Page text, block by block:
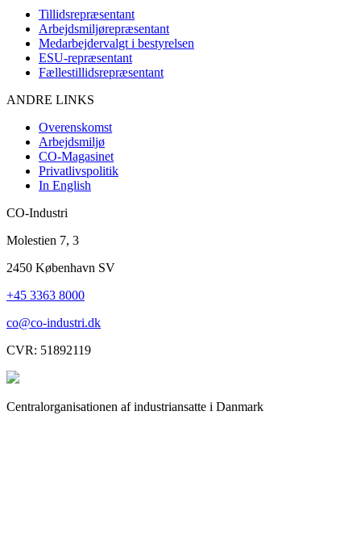
Sidefod
Tillidsrepræsentant
Arbejdsmiljørepræsentant
Medarbejdervalgt i bestyrelsen
ESU-repræsentant
Fællestillidsrepræsentant
ANDRE LINKS
Overenskomst
Arbejdsmiljø
CO-Magasinet
Privatlivspolitik
In English
CO-Industri
Molestien 7, 3
2450 København SV
+45 3363 8000
co@co-industri.dk
CVR: 51892119
Centralorganisationen af industriansatte i Danmark